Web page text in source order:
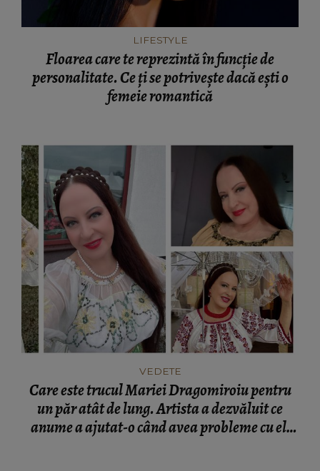
LIFESTYLE
Floarea care te reprezintă în funcție de
personalitate. Ce ți se potrivește dacă ești o
femeie romantică
VEDETE
Care este trucul Mariei Dragomiroiu pentru
un păr atât de lung. Artista a dezvăluit ce
anume a ajutat-o când avea probleme cu el: